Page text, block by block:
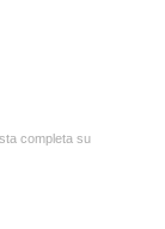
completa su